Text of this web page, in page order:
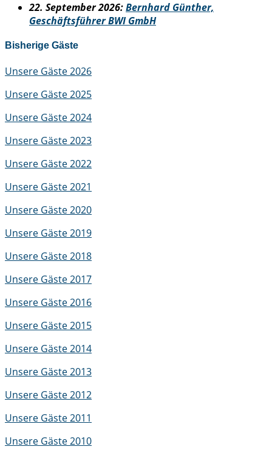
22. September 2026:Bernhard Günther,
Geschäftsführer BWI GmbH
Bisherige Gäste
Unsere Gäste 2026
Unsere Gäste 2025
Unsere Gäste 2024
Unsere Gäste 2023
Unsere Gäste 2022
Unsere Gäste 2021
Unsere Gäste 2020
Unsere Gäste 2019
Unsere Gäste 2018
Unsere Gäste 2017
Unsere Gäste 2016
Unsere Gäste 2015
Unsere Gäste 2014
Unsere Gäste 2013
Unsere Gäste 2012
Unsere Gäste 2011
Unsere Gäste 2010